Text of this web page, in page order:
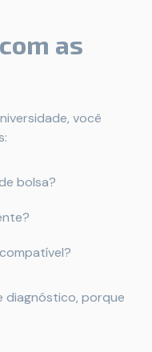
as
você
bolsa?
diagnóstico, porque